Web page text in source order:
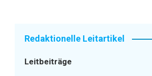
Redaktionelle Leitartikel
Leitbeiträge